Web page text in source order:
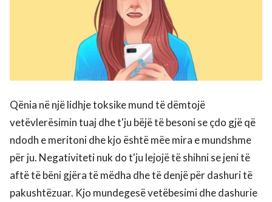
Qënia në një lidhje toksike mund të dëmtojë
vetëvlerësimin tuaj dhe t'ju bëjë të besoni se çdo gjë që
ndodh e meritoni dhe kjo është mëe mira e mundshme
për ju. Negativiteti nuk do t'ju lejojë të shihni se jeni të
aftë të bëni gjëra të mëdha dhe të denjë për dashuri të
pakushtëzuar. Kjo mundegesë vetëbesimi dhe dashurie